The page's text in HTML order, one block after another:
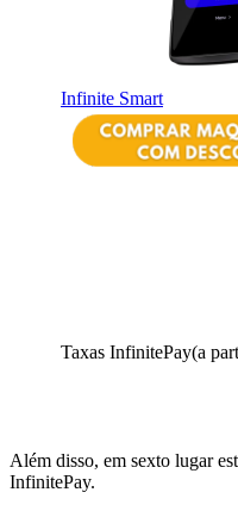
Infinite Smart
Taxas InfinitePay(a
Além disso, em sexto lugar
InfinitePay.